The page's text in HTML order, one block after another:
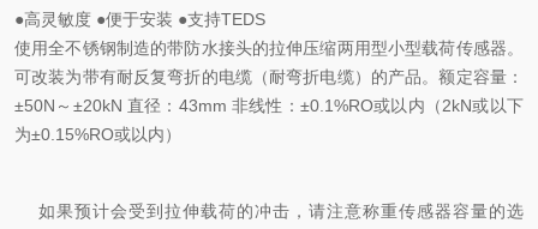
●高灵敏度 ●便于安装 ●支持TEDS
使用全不锈钢制造的带防水接头的拉伸压缩两用型小型载荷传感器。
可改装为带有耐反复弯折的电缆（耐弯折电缆）的产品。额定容量：
±50N～±20kN 直径：43mm 非线性：±0.1%RO或以内（2kN或以下
为±0.15%RO或以内）
如果预计会受到拉伸载荷的冲击，请注意称重传感器容量的选